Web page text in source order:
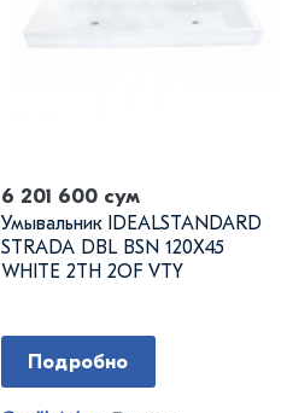
6 201 600 сум
Умывальник IDEALSTANDARD
STRADA DBL BSN 120X45
WHITE 2TH 2OF VTY
Подробно